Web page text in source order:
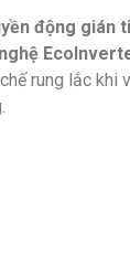
động gián
rung lắc khi